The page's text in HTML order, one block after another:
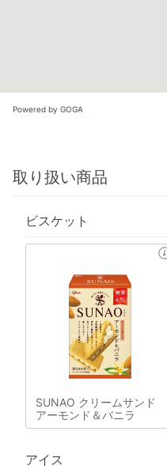
Powered by GOGA
取り扱い商品
ビスケット
SUNAO クリームサンド
アーモンド＆バニラ
アイス